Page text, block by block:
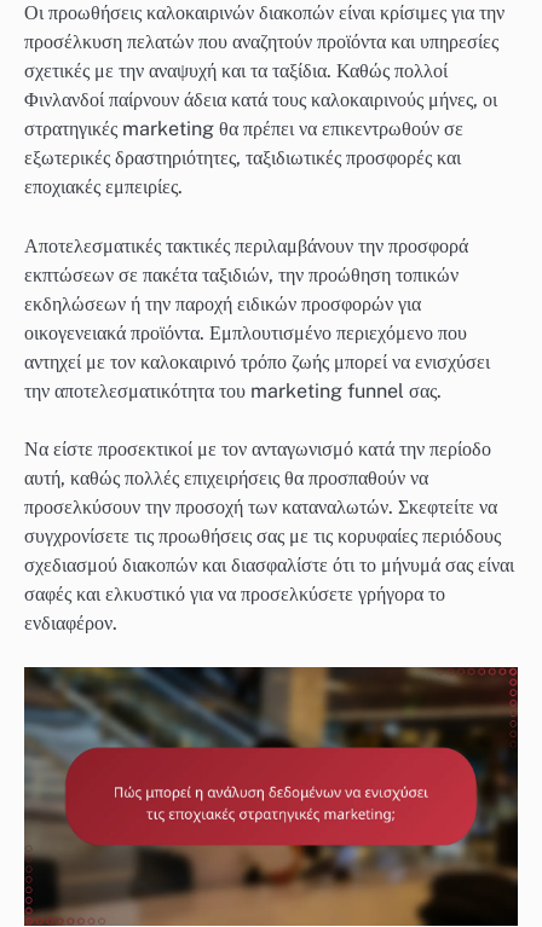
Οι προωθήσεις καλοκαιρινών διακοπών είναι κρίσιμες για την
προσέλκυση πελατών που αναζητούν προϊόντα και υπηρεσίες
σχετικές με την αναψυχή και τα ταξίδια. Καθώς πολλοί
Φινλανδοί παίρνουν άδεια κατά τους καλοκαιρινούς μήνες, οι
στρατηγικές marketing θα πρέπει να επικεντρωθούν σε
εξωτερικές δραστηριότητες, ταξιδιωτικές προσφορές και
εποχιακές εμπειρίες.
Αποτελεσματικές τακτικές περιλαμβάνουν την προσφορά
εκπτώσεων σε πακέτα ταξιδιών, την προώθηση τοπικών
εκδηλώσεων ή την παροχή ειδικών προσφορών για
οικογενειακά προϊόντα. Εμπλουτισμένο περιεχόμενο που
αντηχεί με τον καλοκαιρινό τρόπο ζωής μπορεί να ενισχύσει
την αποτελεσματικότητα του marketing funnel σας.
Να είστε προσεκτικοί με τον ανταγωνισμό κατά την περίοδο
αυτή, καθώς πολλές επιχειρήσεις θα προσπαθούν να
προσελκύσουν την προσοχή των καταναλωτών. Σκεφτείτε να
συγχρονίσετε τις προωθήσεις σας με τις κορυφαίες περιόδους
σχεδιασμού διακοπών και διασφαλίστε ότι το μήνυμά σας είναι
σαφές και ελκυστικό για να προσελκύσετε γρήγορα το
ενδιαφέρον.